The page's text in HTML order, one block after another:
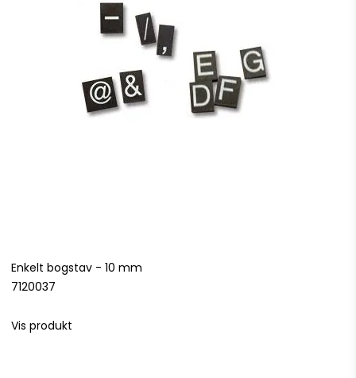
Enkelt bogstav - 10 mm
7120037
Vis produkt